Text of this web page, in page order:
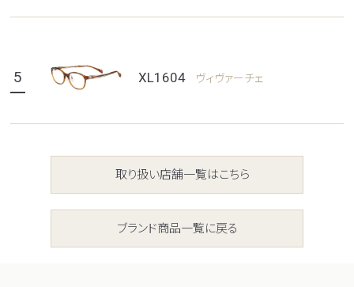
5 XL1604 ヴィヴァーチェ
取り扱い店舗一覧はこちら
ブランド商品一覧に戻る